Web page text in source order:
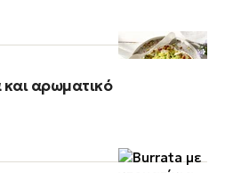
και αρωματικό